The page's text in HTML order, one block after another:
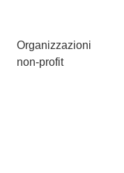
Organizzazioni
non-profit